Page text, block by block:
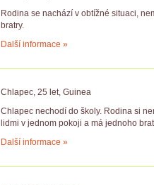
Rodina se nachází v obtížné situaci,
bratry.
Další informace »
Chlapec, 25 let, Guinea
Chlapec nechodí do školy. Rodina si
lidmi v jednom pokoji a má jednoho
Další informace »